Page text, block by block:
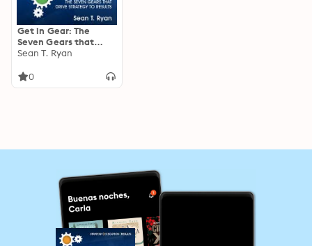
Get in Gear: The
Seven Gears that
Drive Strategy to
Sean T. Ryan
0